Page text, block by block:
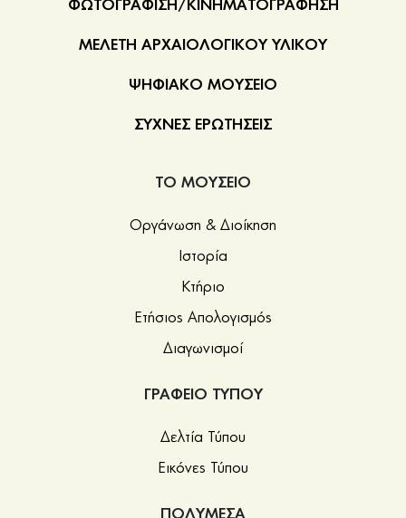
ΦΩΤΟΓΡΑΦΙΣΗ/ΚΙΝΗΜΑΤΟΓΡΑΦΗΣΗ
ΜΕΛΕΤΗ ΑΡΧΑΙΟΛΟΓΙΚΟΥ ΥΛΙΚΟΥ
ΨΗΦΙΑΚΟ ΜΟΥΣΕΙΟ
ΣΥΧΝΕΣ ΕΡΩΤΗΣΕΙΣ
ΤΟ ΜΟΥΣΕΙΟ
Οργάνωση & Διοίκηση
Ιστορία
Κτήριο
Ετήσιος Απολογισμός
Διαγωνισμοί
ΓΡΑΦΕΙΟ ΤΥΠΟΥ
Δελτία Τύπου
Εικόνες Τύπου
ΠΟΛΥΜΕΣΑ